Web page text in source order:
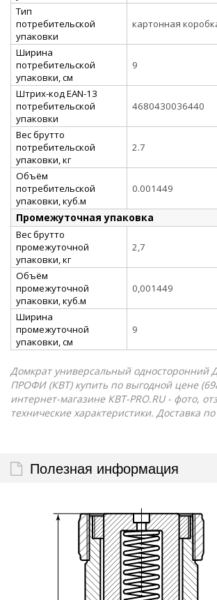
Тип
потребительской
упаковки
картонная
Ширина
потребительской
упаковки, см
9
Штрих-код EAN-13
потребительской
упаковки
4680430036440
Вес брутто
потребительской
упаковки, кг
2.7
Объём
потребительской
упаковки, куб.м
0.001449
Промежуточная упаковка
Вес брутто
промежуточной
упаковки, кг
2,7
Объём
промежуточной
упаковки, куб.м
0,001449
Ширина
промежуточной
упаковки, см
9
Домкрат универсальный односторонний
ПРОФИ (КВТ) купить по выгодной цене
интернет-магазине КВТ-PRO.RU - фото,
технические характеристики. Доставка
Полезная информация